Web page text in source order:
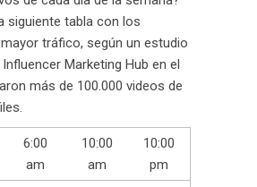
siguiente tabla con los
tráfico, según un estudio
Marketing Hub en el
más de 100.000 videos de
6:00
am
10:00
am
10:00
pm